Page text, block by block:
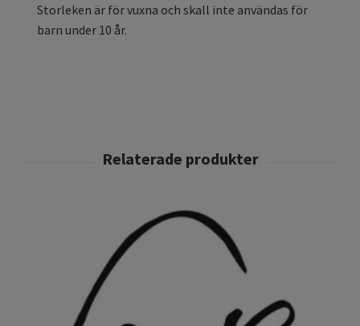
Storleken är för vuxna och skall inte användas för
barn under 10 år.